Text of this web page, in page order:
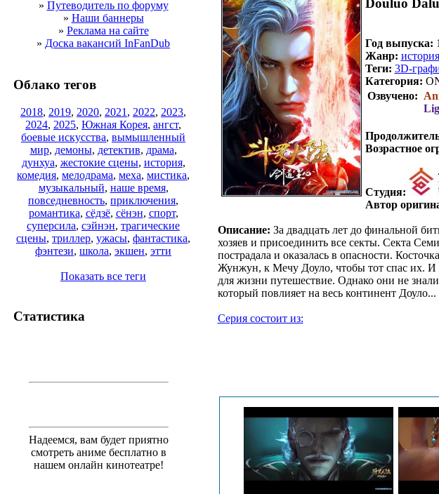
» Путеводитель по форуму
» Наши баннеры
» Реклама на сайте
» Доска вакансий InFanDub
Облако тегов
2018, 2019, 2020, 2021 , 2022, 2023,
2024, 2025, Южная Корея, ангст,
боевые искусства, вымышленный
мир, демоны, детектив, драма,
дунхуа, жестокие сцены, история,
комедия, мелодрама, меха, мистика,
музыкальный, наше время,
повседневность, приключения,
романтика, сёдзё, сёнэн, спорт,
суперсила, сэйнэн, трагические
сцены, триллер, ужасы, фантастика,
фэнтези, школа, экшен, этти
Показать все теги
Статистика
Надеемся, вам будет приятно
смотреть аниме бесплатно в
нашем онлайн кинотеатре!
Douluo
Год выпуска:
Жанр: история
Теги: 3D-
Категория:
Озвучено:
Возрастное
Студия:
Автор
Описание: За двадцать лет до финальной
хозяев и присоединить все секты. Секта
пострадала и оказалась в опасности.
Жунжун, к Мечу Доуло, чтобы тот спас их.
для жизни путешествие. Однако они не
который повлияет на весь континент Доуло...
Серия состоит из: